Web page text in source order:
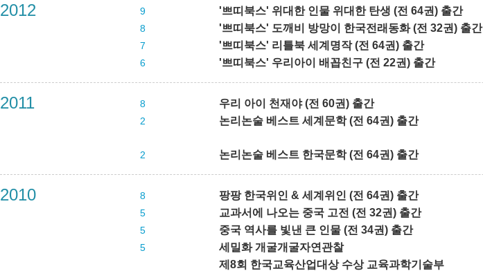
2012 9 '쁘띠북스' 위대한 인물 위대한 탄생 (전 64권) 출간
8 '쁘띠북스' 도깨비 방망이 한국전래동화 (전 32권) 출간
7 '쁘띠북스' 리틀북 세계명작 (전 64권) 출간
6 '쁘띠북스' 우리아이 배꼽친구 (전 22권) 출간
2011 8 우리 아이 천재야 (전 60권) 출간
2 논리논술 베스트 세계문학 (전 64권) 출간
2 논리논술 베스트 한국문학 (전 64권) 출간
2010 8 팡팡 한국위인 & 세계위인 (전 64권) 출간
5 교과서에 나오는 중국 고전 (전 32권) 출간
5 중국 역사를 빛낸 큰 인물 (전 34권) 출간
5
세밀화 개굴개굴자연관찰
제8회 한국교육산업대상 수상 교육과학기술부